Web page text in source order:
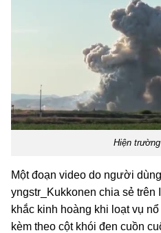
Hiện
Một đoạn video do người
yngstr_Kukkonen chia sẻ trên
khắc kinh hoàng khi loạt vụ
kèm theo cột khói đen cuồn